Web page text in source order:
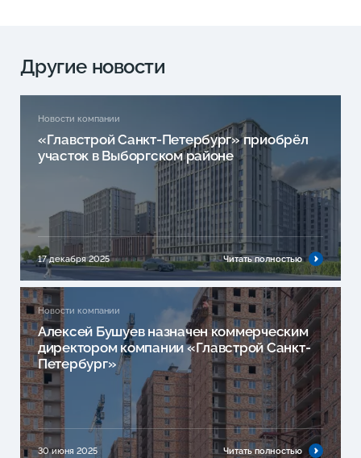
Другие новости
Новости компании
«Главстрой Санкт-Петербург» приобрёл
участок в Выборгском районе
17 декабря 2025 Читать полностью
Новости компании
Алексей Бушуев назначен коммерческим
директором компании «Главстрой Санкт-
Петербург»
30 июня 2025 Читать полностью